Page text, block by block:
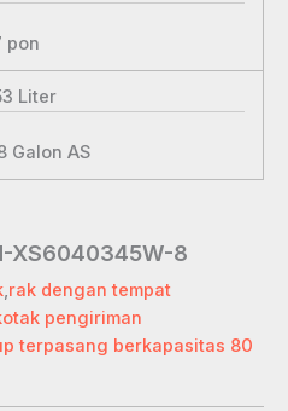
pon
Liter
Galon AS
XS6040345W-8
,rak dengan tempat
pengiriman
terpasang berkapasitas 80